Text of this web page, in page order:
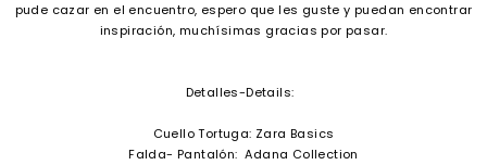
pude cazar en el encuentro, espero que les guste y puedan encontrar
inspiración, muchísimas gracias por pasar.
Detalles-Details:
Cuello Tortuga: Zara Basics
Falda- Pantalón: Adana Collection